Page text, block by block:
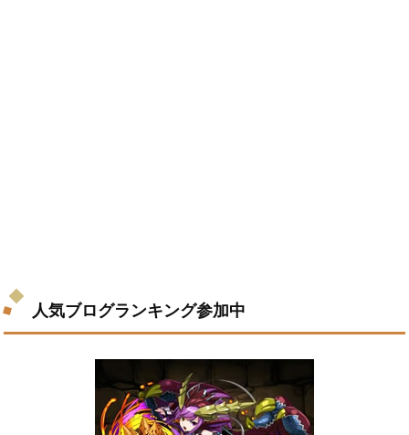
人気ブログランキング参加中